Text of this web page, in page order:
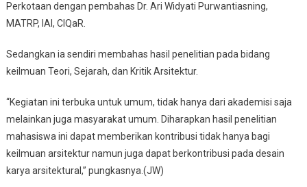
Perkotaan dengan pembahas Dr. Ari Widyati Purwantiasning,
MATRP, IAI, CIQaR.
Sedangkan ia sendiri membahas hasil penelitian pada bidang
keilmuan Teori, Sejarah, dan Kritik Arsitektur.
“Kegiatan ini terbuka untuk umum, tidak hanya dari akademisi saja
melainkan juga masyarakat umum. Diharapkan hasil penelitian
mahasiswa ini dapat memberikan kontribusi tidak hanya bagi
keilmuan arsitektur namun juga dapat berkontribusi pada desain
karya arsitektural,” pungkasnya.(JW)